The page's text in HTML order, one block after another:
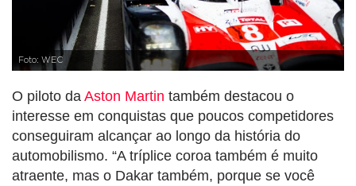
Foto: WEC
O piloto da Aston Martin também destacou o
interesse em conquistas que poucos competidores
conseguiram alcançar ao longo da história do
automobilismo. “A tríplice coroa também é muito
atraente, mas o Dakar também, porque se você